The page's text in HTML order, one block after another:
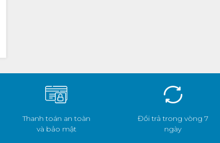
Thanh toán an toàn
và bảo mật
Đổi trả trong vòng 7
ngày